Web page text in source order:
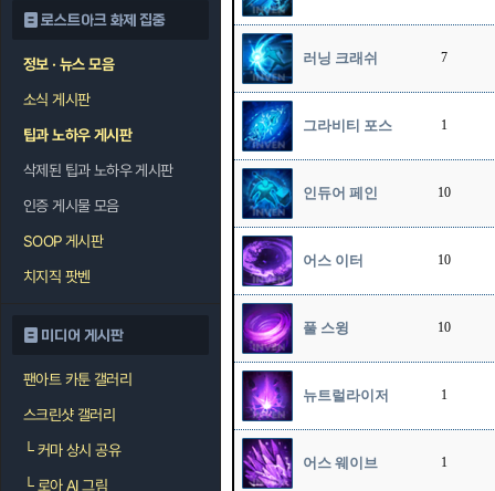
로스트아크 화제 집중
정보 · 뉴스 모음
소식 게시판
팁과 노하우 게시판
삭제된 팁과 노하우 게시판
인증 게시물 모음
SOOP 게시판
치지직 팟벤
미디어 게시판
팬아트 카툰 갤러리
스크린샷 갤러리
└커마 상시 공유
└로아 AI 그림
러닝 크래쉬 7
그라비티 포스 1
인듀어 페인 10
어스 이터 10
풀 스윙 10
뉴트럴라이저 1
어스 웨이브 1